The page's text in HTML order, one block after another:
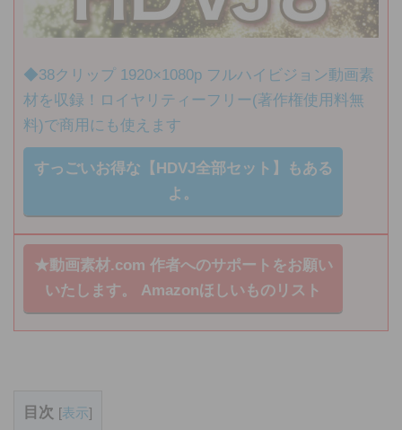
◆38クリップ 1920×1080p フルハイビジョン動画素
材を収録！ロイヤリティーフリー(著作権使用料無
料)で商用にも使えます
すっごいお得な【HDVJ全部セット】もある
よ。
★動画素材.com 作者へのサポートをお願い
いたします。 Amazonほしいものリスト
目次 [表示]